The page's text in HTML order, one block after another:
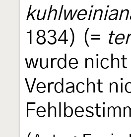
1834) (=
wurde
Verdacht